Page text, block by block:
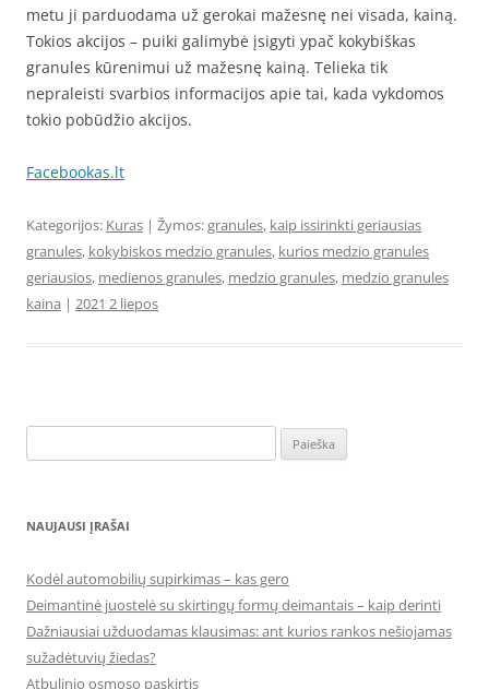
metu ji parduodama už gerokai mažesnę nei visada, kainą.
Tokios akcijos – puiki galimybė įsigyti ypač kokybiškas
granules kūrenimui už mažesnę kainą. Telieka tik
nepraleisti svarbios informacijos apie tai, kada vykdomos
tokio pobūdžio akcijos.
Facebookas.lt
Kategorijos: Kuras | Žymos:granules, kaip issirinkti geriausias
granules, kokybiskos medzio granules, kurios medzio granules
geriausios, medienos granules, medzio granules, medzio granules
kaina | 2021 2 liepos
NAUJAUSI ĮRAŠAI
Kodėl automobilių supirkimas – kas gero
Deimantinė juostelė su skirtingų formų deimantais – kaip derinti
Dažniausiai užduodamas klausimas: ant kurios rankos nešiojamas
sužadėtuvių žiedas?
Atbulinio osmoso paskirtis